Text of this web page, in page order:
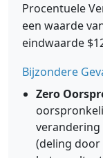
Procentuele
een waarde
eindwaarde
Bijzondere
Zero
verandering
(deling